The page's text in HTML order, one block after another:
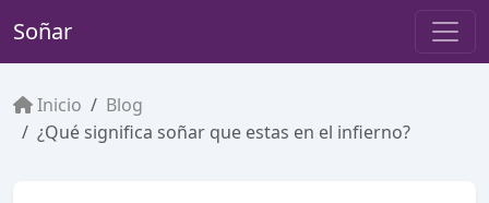
Soñar
Inicio
Blog
¿Qué significa soñar que estas en el infierno?